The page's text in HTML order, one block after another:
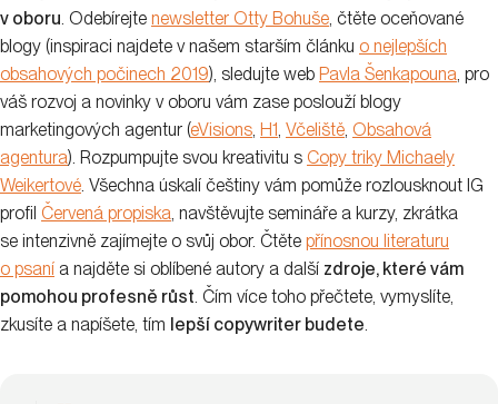
v oboru . Odebírejte newsletter Otty Bohuše , čtěte oceňované
blogy (inspiraci najdete v našem starším článku o nejlepších
obsahových počinech 2019), sledujte web Pavla Šenkapouna , pro
váš rozvoj a novinky v oboru vám zase poslouží blogy
marketingových agentur (eVisions H1 Včeliště Obsahová
agentura). Rozpumpujte svou kreativitu s Copy triky Michaely
Weikertové . Všechna úskalí češtiny vám pomůže rozlousknout IG
profil Červená propiska , navštěvujte semináře a kurzy, zkrátka
se intenzivně zajímejte o svůj obor. Čtěte přínosnou literaturu
o psaní a najděte si oblíbené autory a další zdroje, které vám
pomohou profesně růst . Čím více toho přečtete, vymyslíte,
zkusíte a napíšete, tím lepší copywriter budete